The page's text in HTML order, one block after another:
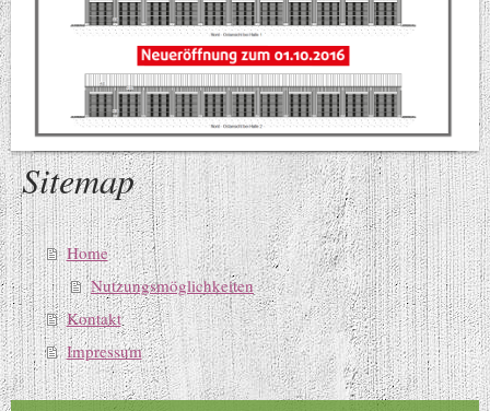
Sitemap
Home
Nutzungsmöglichkeiten
Kontakt
Impressum